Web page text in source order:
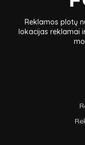
Reklamos plotų
lokacijas reklamai